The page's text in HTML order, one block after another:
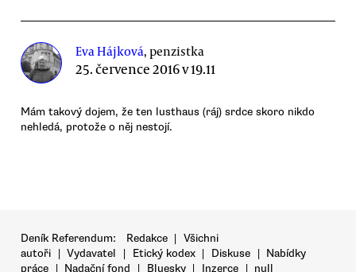
Eva Hájková, penzistka
25. července 2016 v 19.11
Mám takový dojem, že ten lusthaus (ráj) srdce skoro nikdo
nehledá, protože o něj nestojí.
Deník Referendum: Redakce | Všichni
autoři | Vydavatel | Etický kodex | Diskuse | Nabídky
práce | Nadační fond | Bluesky | Inzerce | null